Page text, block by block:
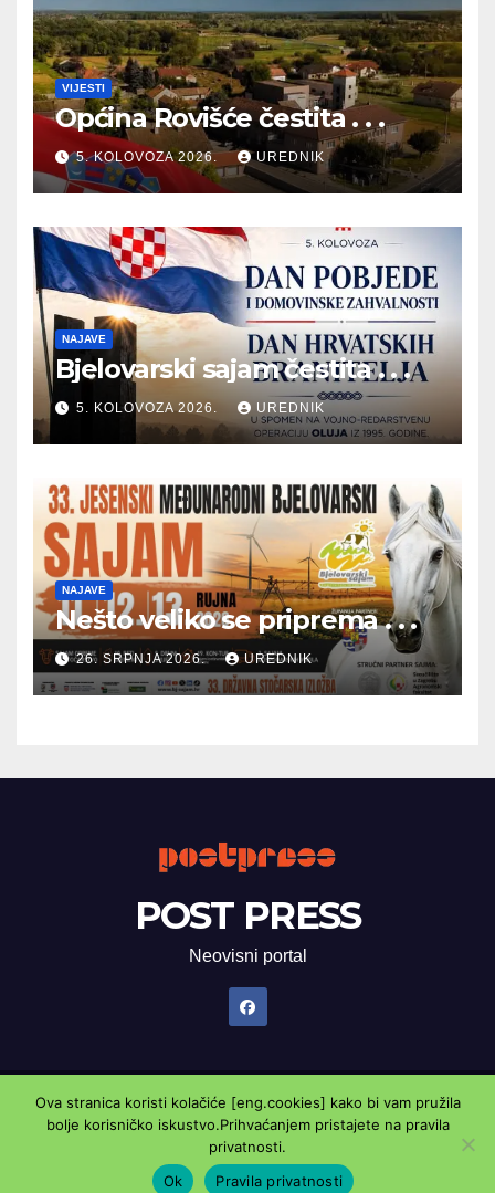
VIJESTI
Općina Rovišće čestita . . .
5. KOLOVOZA 2026. UREDNIK
NAJAVE
Bjelovarski sajam čestita . . .
5. KOLOVOZA 2026. UREDNIK
NAJAVE
Nešto veliko se priprema . . .
26. SRPNJA 2026. UREDNIK
POST PRESS
Neovisni portal
Proudly powered by WordPress| Theme: Newsup byThemeansar.
Marketing oglasnik Kontaktirajte nasPravila privatnosti
Ova stranica koristi kolačiće [eng.cookies] kako bi vam pružila
bolje korisničko iskustvo.Prihvaćanjem pristajete na pravila
privatnosti.
Ok
Pravila privatnosti